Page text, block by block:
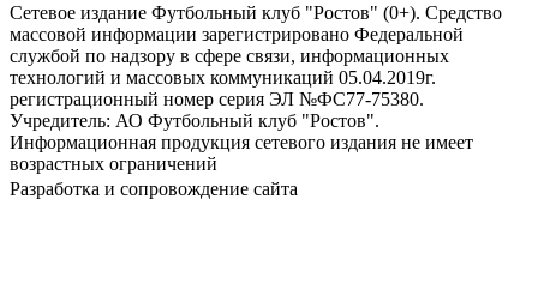
Сетевое издание Футбольный клуб "Ростов" (0+). Средство
массовой информации зарегистрировано Федеральной
службой по надзору в сфере связи, информационных
технологий и массовых коммуникаций 05.04.2019г.
регистрационный номер серия ЭЛ №ФС77-75380.
Учредитель: АО Футбольный клуб "Ростов".
Информационная продукция сетевого издания не имеет
возрастных ограничений
Разработка и сопровождение сайта